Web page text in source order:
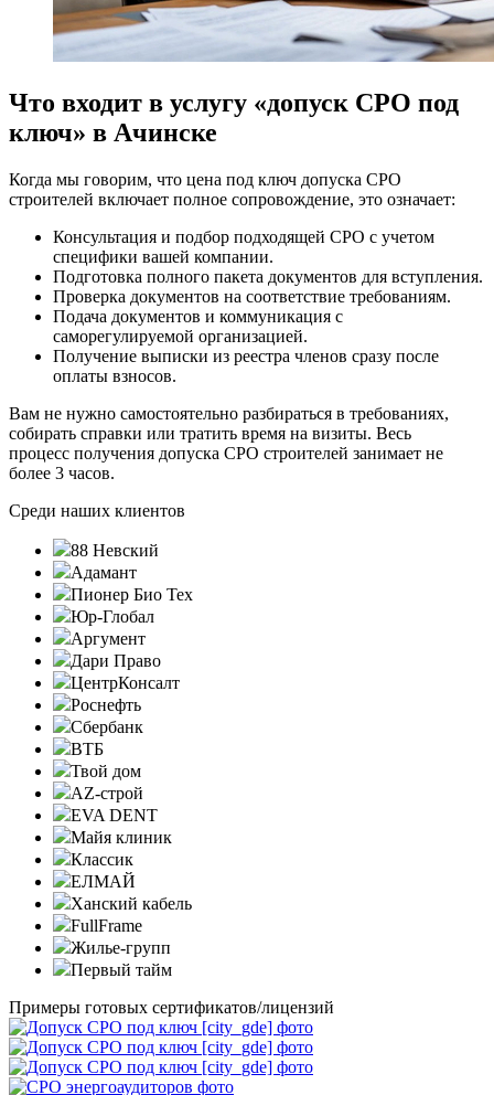
Что входит в услугу «допуск СРО под
ключ» в Ачинске
Когда мы говорим, что цена под ключ допуска СРО
строителей включает полное сопровождение, это означает:
Консультация и подбор подходящей СРО с учетом
специфики вашей компании.
Подготовка полного пакета документов для вступления.
Проверка документов на соответствие требованиям.
Подача документов и коммуникация с
саморегулируемой организацией.
Получение выписки из реестра членов сразу после
оплаты взносов.
Вам не нужно самостоятельно разбираться в требованиях,
собирать справки или тратить время на визиты. Весь
процесс получения допуска СРО строителей занимает не
более 3 часов.
Среди наших клиентов
88 Невский
Адамант
Пионер Био Тех
Юр-Глобал
Аргумент
Дари Право
ЦентрКонсалт
Роснефть
Сбербанк
ВТБ
Твой дом
AZ-строй
EVA DENT
Майя клиник
Классик
ЕЛМАЙ
Ханский кабель
FullFrame
Жилье-групп
Первый тайм
Примеры готовых сертификатов/лицензий